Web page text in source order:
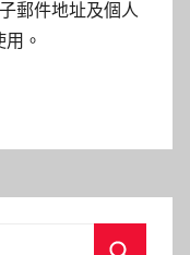
郵件地址及個人
。